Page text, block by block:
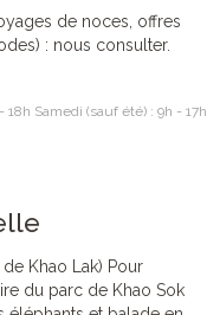
de noces, offres
: nous consulter.
Samedi (sauf été) : 9h - 17h
Khao Lak) Pour
du parc de Khao Sok